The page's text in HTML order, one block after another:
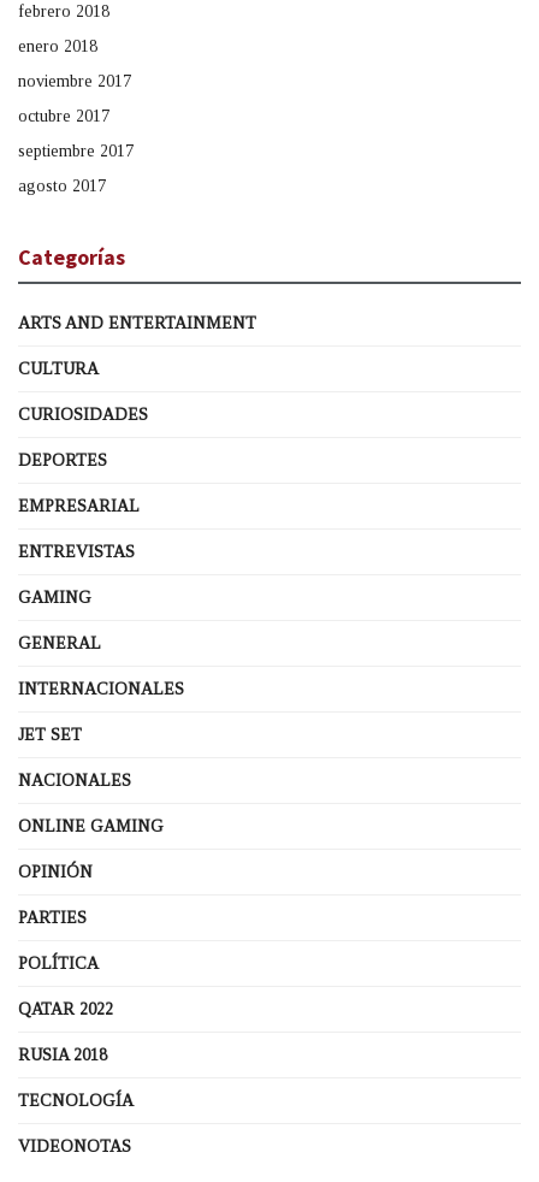
febrero 2018
enero 2018
noviembre 2017
octubre 2017
septiembre 2017
agosto 2017
Categorías
ARTS AND ENTERTAINMENT
CULTURA
CURIOSIDADES
DEPORTES
EMPRESARIAL
ENTREVISTAS
GAMING
GENERAL
INTERNACIONALES
JET SET
NACIONALES
ONLINE GAMING
OPINIÓN
PARTIES
POLÍTICA
QATAR 2022
RUSIA 2018
TECNOLOGÍA
VIDEONOTAS